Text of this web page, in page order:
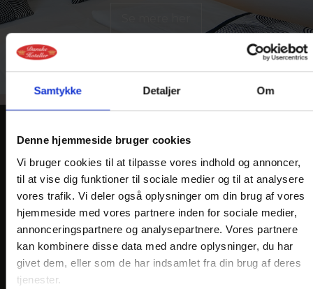
Samtykke Detaljer Om
Denne hjemmeside bruger cookies
Vi bruger cookies til at tilpasse vores indhold og annoncer,
til at vise dig funktioner til sociale medier og til at analysere
vores trafik. Vi deler også oplysninger om din brug af vores
hjemmeside med vores partnere inden for sociale medier,
annonceringspartnere og analysepartnere. Vores partnere
kan kombinere disse data med andre oplysninger, du har
givet dem, eller som de har indsamlet fra din brug af deres
tjenester.
KONTAKT
Golf Hotel Viborg
Hans Tausens Alle 2
DK-8800 Viborg
Telefon: +45 86 61 02 22
reception@golfhotelviborg.dk